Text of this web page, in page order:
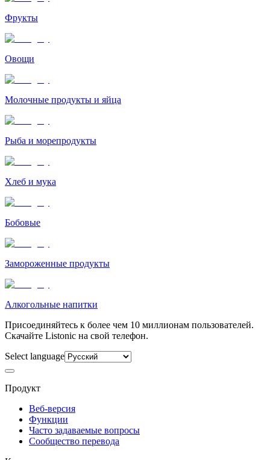
Фрукты
Овощи
Молочные продукты и яйца
Рыба и морепродукты
Хлеб и мука
Бобовые
Замороженные продукты
Алкогольные напитки
Присоединяйтесь к более чем 10 миллионам пользователей.
Скачайте Listonic на свой телефон.
Select language
Продукт
Веб-версия
Функции
Часто задаваемые вопросы
Сообщество перевода